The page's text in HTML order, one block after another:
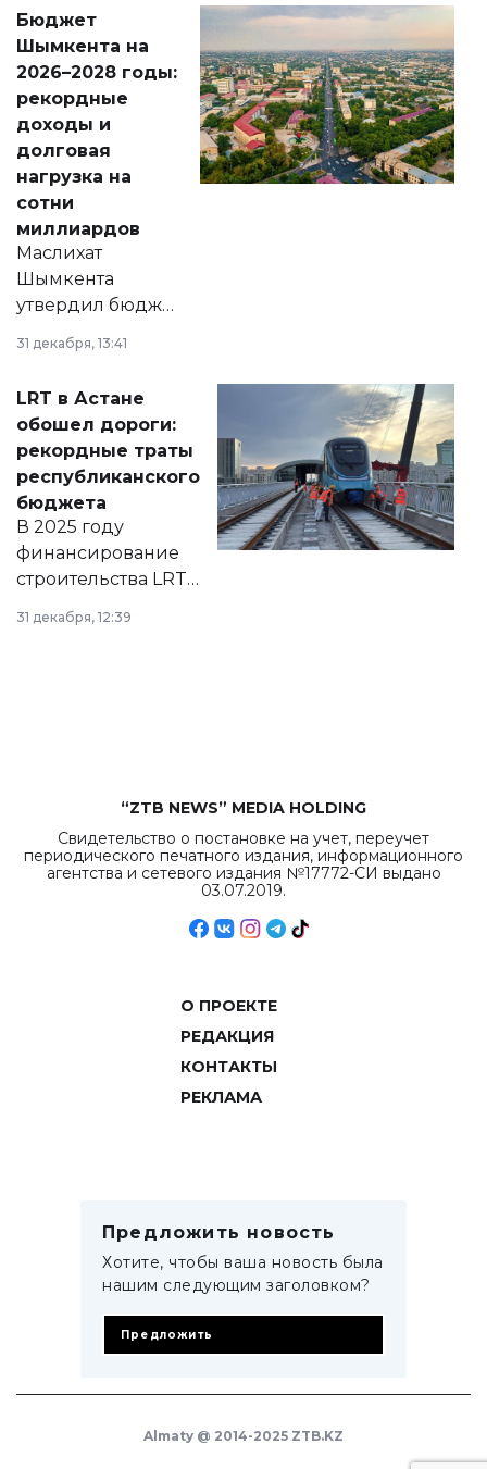
народу
Венесуэлы.
Бюджет
Шымкента на
2026–2028 годы:
рекордные
доходы и
долговая
нагрузка на
сотни
миллиардов
Маслихат
Шымкента
утвердил бюджет
города на 2026–
2028 годы.
документ
появился в базе
нормативных
правовых актов и
на сайте маслихат
города.
31 декабря, 13:41
LRT в Астане
обошел дороги:
рекордные траты
республиканского
бюджета
В 2025 году
финансирование
строительства LRT
в Астане из
республиканского
31 декабря, 12:39
“ZTB NEWS” MEDIA HOLDING
Свидетельство о постановке на учет, переучет
периодического печатного издания, информационного
агентства и сетевого издания №17772-СИ выдано
03.07.2019.
О ПРОЕКТЕ
РЕДАКЦИЯ
КОНТАКТЫ
РЕКЛАМА
Предложить новость
Хотите, чтобы ваша новость была
нашим следующим заголовком?
Предложить
Almaty @ 2014-2025 ZTB.KZ